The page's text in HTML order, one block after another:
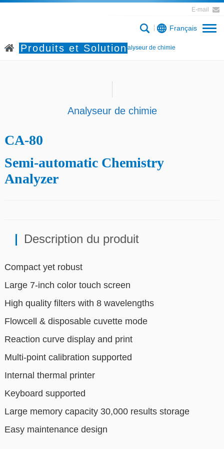
E-mail
Français
Produits et Solution
Accueil Produits et Solution Analyseur de chimie
Analyseur de chimie
CA-80
Semi-automatic Chemistry
Analyzer
Description du produit
Compact yet robust
Large 7-inch color touch screen
High quality filters with 8 wavelengths
Flowcell & disposable cuvette mode
Reaction curve display and print
Multi-point calibration supported
Internal thermal printer
Keyboard supported
Large memory capacity 30,000 results storage
Easy maintenance design